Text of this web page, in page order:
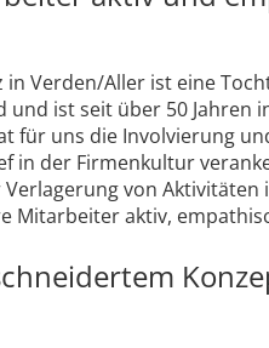
in Verden/Aller ist eine
und ist seit über 50 Jahren
für uns die Involvierung
in der Firmenkultur
von
Mitarbeiter aktiv,